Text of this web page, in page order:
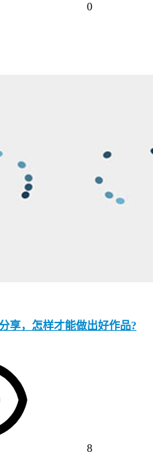
0
享，怎样才能做出好作品?
8